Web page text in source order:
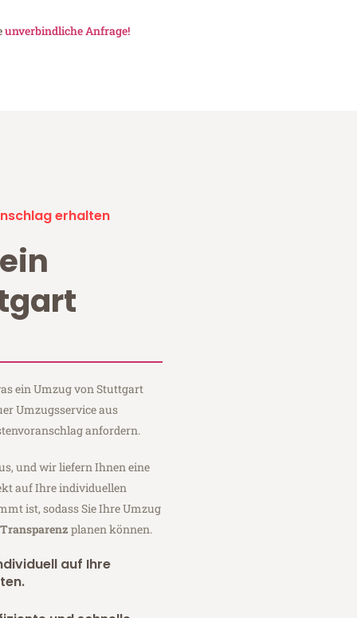
unverbindliche Anfrage!
erhalten
ein Umzug von Stuttgart
Umzugsservice aus
anfordern.
und wir liefern Ihnen eine
auf Ihre individuellen
ist, sodass Sie Ihre Umzug
planen können.
auf Ihre